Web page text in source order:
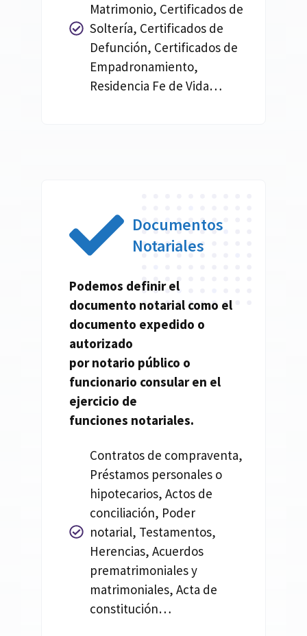
Matrimonio, Certificados de
Soltería, Certificados de
Defunción, Certificados de
Empadronamiento,
Residencia Fe de Vida…
Documentos
Notariales
Podemos definir el
documento notarial como el
documento expedido o
autorizado
pornotario público o
funcionario consular en el
ejercicio de
funciones notariales.
Contratos de compraventa,
Préstamos personales o
hipotecarios, Actos de
conciliación, Poder
notarial, Testamentos,
Herencias, Acuerdos
prematrimoniales y
matrimoniales, Acta de
constitución…